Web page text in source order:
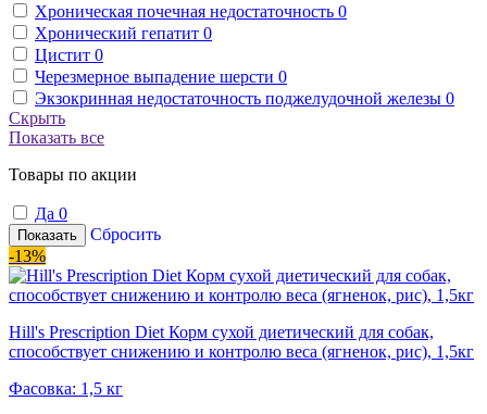
Хроническая почечная недостаточность 0
Хронический гепатит 0
Цистит 0
Черезмерное выпадение шерсти 0
Экзокринная недостаточность поджелудочной железы 0
Скрыть
Показать все
Товары по акции
Да 0
Показать
Сбросить
-13%
Hill's Prescription Diet Корм сухой диетический для собак,
способствует снижению и контролю веса (ягненок, рис), 1,5кг
Фасовка: 1,5 кг